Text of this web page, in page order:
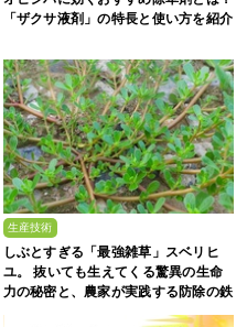
「ザクサ液剤」の特長と使い方を紹介
生産技術
しぶとすぎる「最強雑草」スベリヒ
ユ。 抜いても生えてくる驚異の生命
力の秘密と、農家が実践する防除の鉄